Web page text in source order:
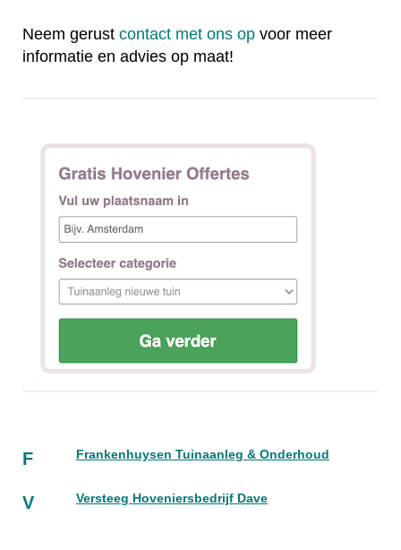
Neem gerust contact met ons op voor meer
informatie en advies op maat!
F Frankenhuysen Tuinaanleg & Onderhoud
V Versteeg Hoveniersbedrijf Dave